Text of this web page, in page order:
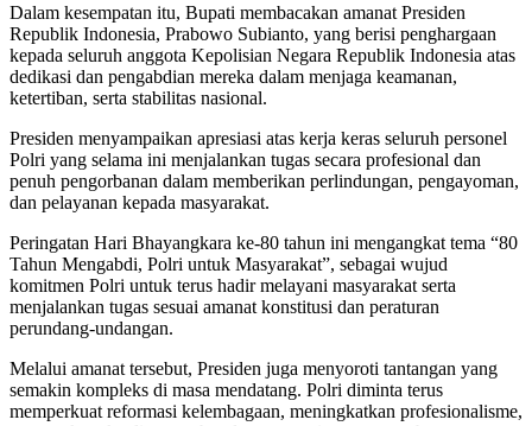
Dalam kesempatan itu, Bupati membacakan amanat Presiden
Republik Indonesia, Prabowo Subianto, yang berisi penghargaan
kepada seluruh anggota Kepolisian Negara Republik Indonesia atas
dedikasi dan pengabdian mereka dalam menjaga keamanan,
ketertiban, serta stabilitas nasional.
Presiden menyampaikan apresiasi atas kerja keras seluruh personel
Polri yang selama ini menjalankan tugas secara profesional dan
penuh pengorbanan dalam memberikan perlindungan, pengayoman,
dan pelayanan kepada masyarakat.
Peringatan Hari Bhayangkara ke-80 tahun ini mengangkat tema “80
Tahun Mengabdi, Polri untuk Masyarakat”, sebagai wujud
komitmen Polri untuk terus hadir melayani masyarakat serta
menjalankan tugas sesuai amanat konstitusi dan peraturan
perundang-undangan.
Melalui amanat tersebut, Presiden juga menyoroti tantangan yang
semakin kompleks di masa mendatang. Polri diminta terus
memperkuat reformasi kelembagaan, meningkatkan profesionalisme,